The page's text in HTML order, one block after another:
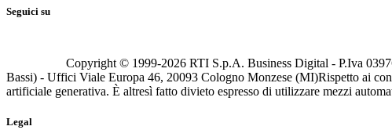
Seguici su
Copyright © 1999-2026 RTI S.p.A. Business Digital - P.Iva
Bassi) - Uffici Viale Europa 46, 20093 Cologno Monzese (MI)Rispetto ai
artificiale generativa. È altresì fatto divieto espresso di utilizzare mezzi
Legal